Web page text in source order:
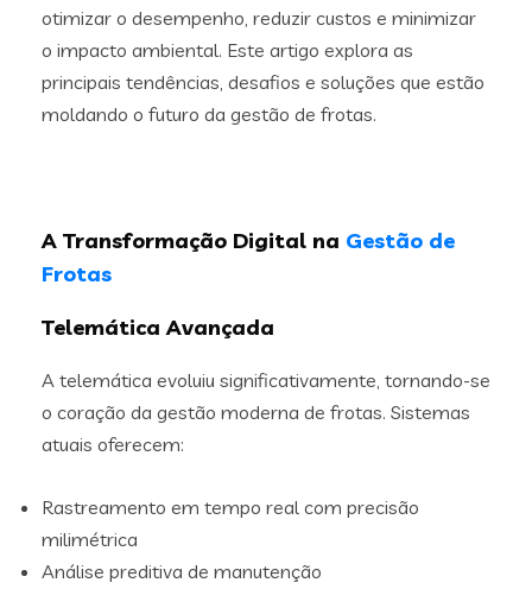
otimizar o desempenho, reduzir custos e minimizar
o impacto ambiental. Este artigo explora as
principais tendências, desafios e soluções que estão
moldando o futuro da gestão de frotas.
A Transformação Digital na Gestão de
Frotas
Telemática Avançada
A telemática evoluiu significativamente, tornando-se
o coração da gestão moderna de frotas. Sistemas
atuais oferecem:
Rastreamento em tempo real com precisão
milimétrica
Análise preditiva de manutenção